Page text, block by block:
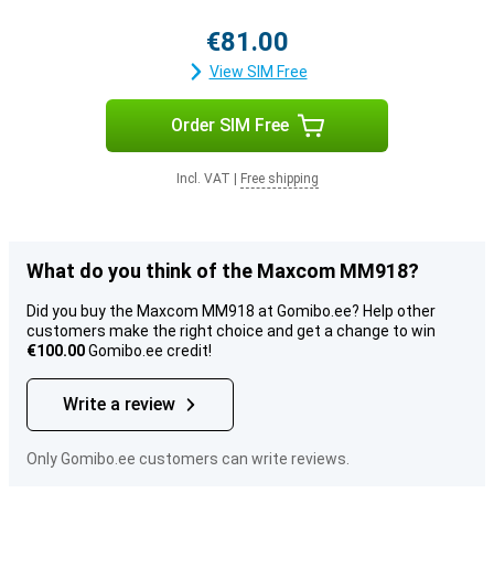
€81.00
View SIM Free
Order SIM Free
Incl. VAT Free shipping
What do you think of the Maxcom MM918?
Did you buy the Maxcom MM918 at Gomibo.ee? Help other
customers make the right choice and get a change to win
€100.00Gomibo.ee credit!
Write a review
Only Gomibo.ee customers can write reviews.